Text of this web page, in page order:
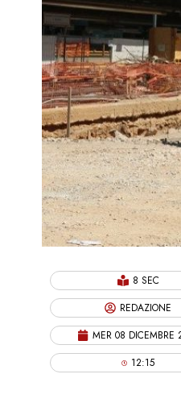
8 SEC
REDAZIONE
MER 08 DICEMBRE
12:15